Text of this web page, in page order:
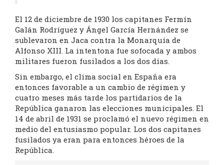
El 12 de diciembre de 1930 los capitanes Fermín
Galán Rodríguez y Ángel García Hernández se
sublevaron en Jaca contra la Monarquía de
Alfonso XIII. La intentona fue sofocada y ambos
militares fueron fusilados a los dos días.
Sin embargo, el clima social en España era
entonces favorable a un cambio de régimen y
cuatro meses más tarde los partidarios de la
República ganaron las elecciones municipales. El
14 de abril de 1931 se proclamó el nuevo régimen en
medio del entusiasmo popular. Los dos capitanes
fusilados ya eran para entonces héroes de la
República.